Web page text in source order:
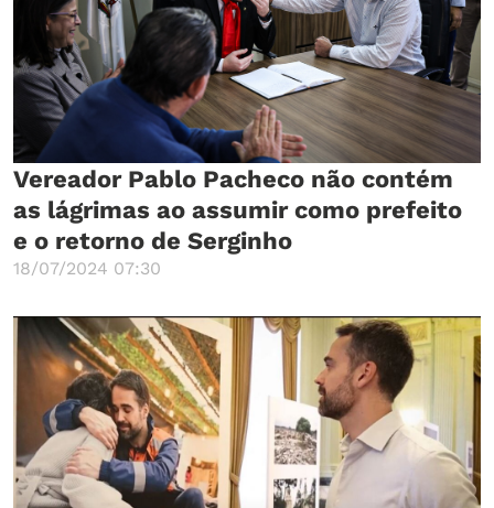
Vereador Pablo Pacheco não contém
as lágrimas ao assumir como prefeito
e o retorno de Serginho
18/07/2024 07:30